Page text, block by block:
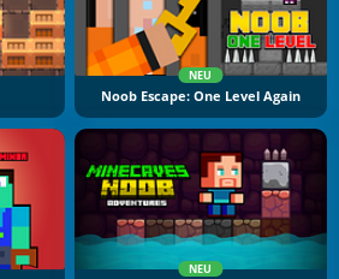
NEU
Noob Escape: One Level Again
NEU